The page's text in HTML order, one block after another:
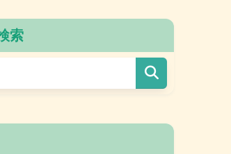
索